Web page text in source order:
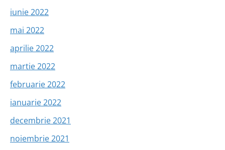
iunie 2022
mai 2022
aprilie 2022
martie 2022
februarie 2022
ianuarie 2022
decembrie 2021
noiembrie 2021